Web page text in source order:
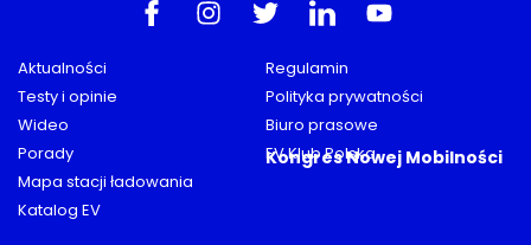
Aktualności
Testy i opinie
Wideo
Porady
Mapa stacji ładowania
Katalog EV
Regulamin
Polityka prywatności
Biuro prasowe
EV Klub Polska
Kongres Nowej Mobilności